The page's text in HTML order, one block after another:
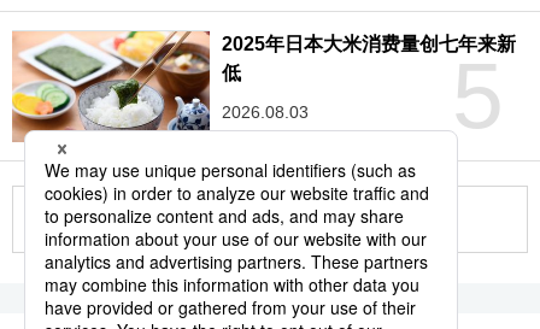
5
2025年日本大米消费量创七年来新
低
2026.08.03
更多